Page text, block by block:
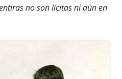
no son lícitas ni aún en